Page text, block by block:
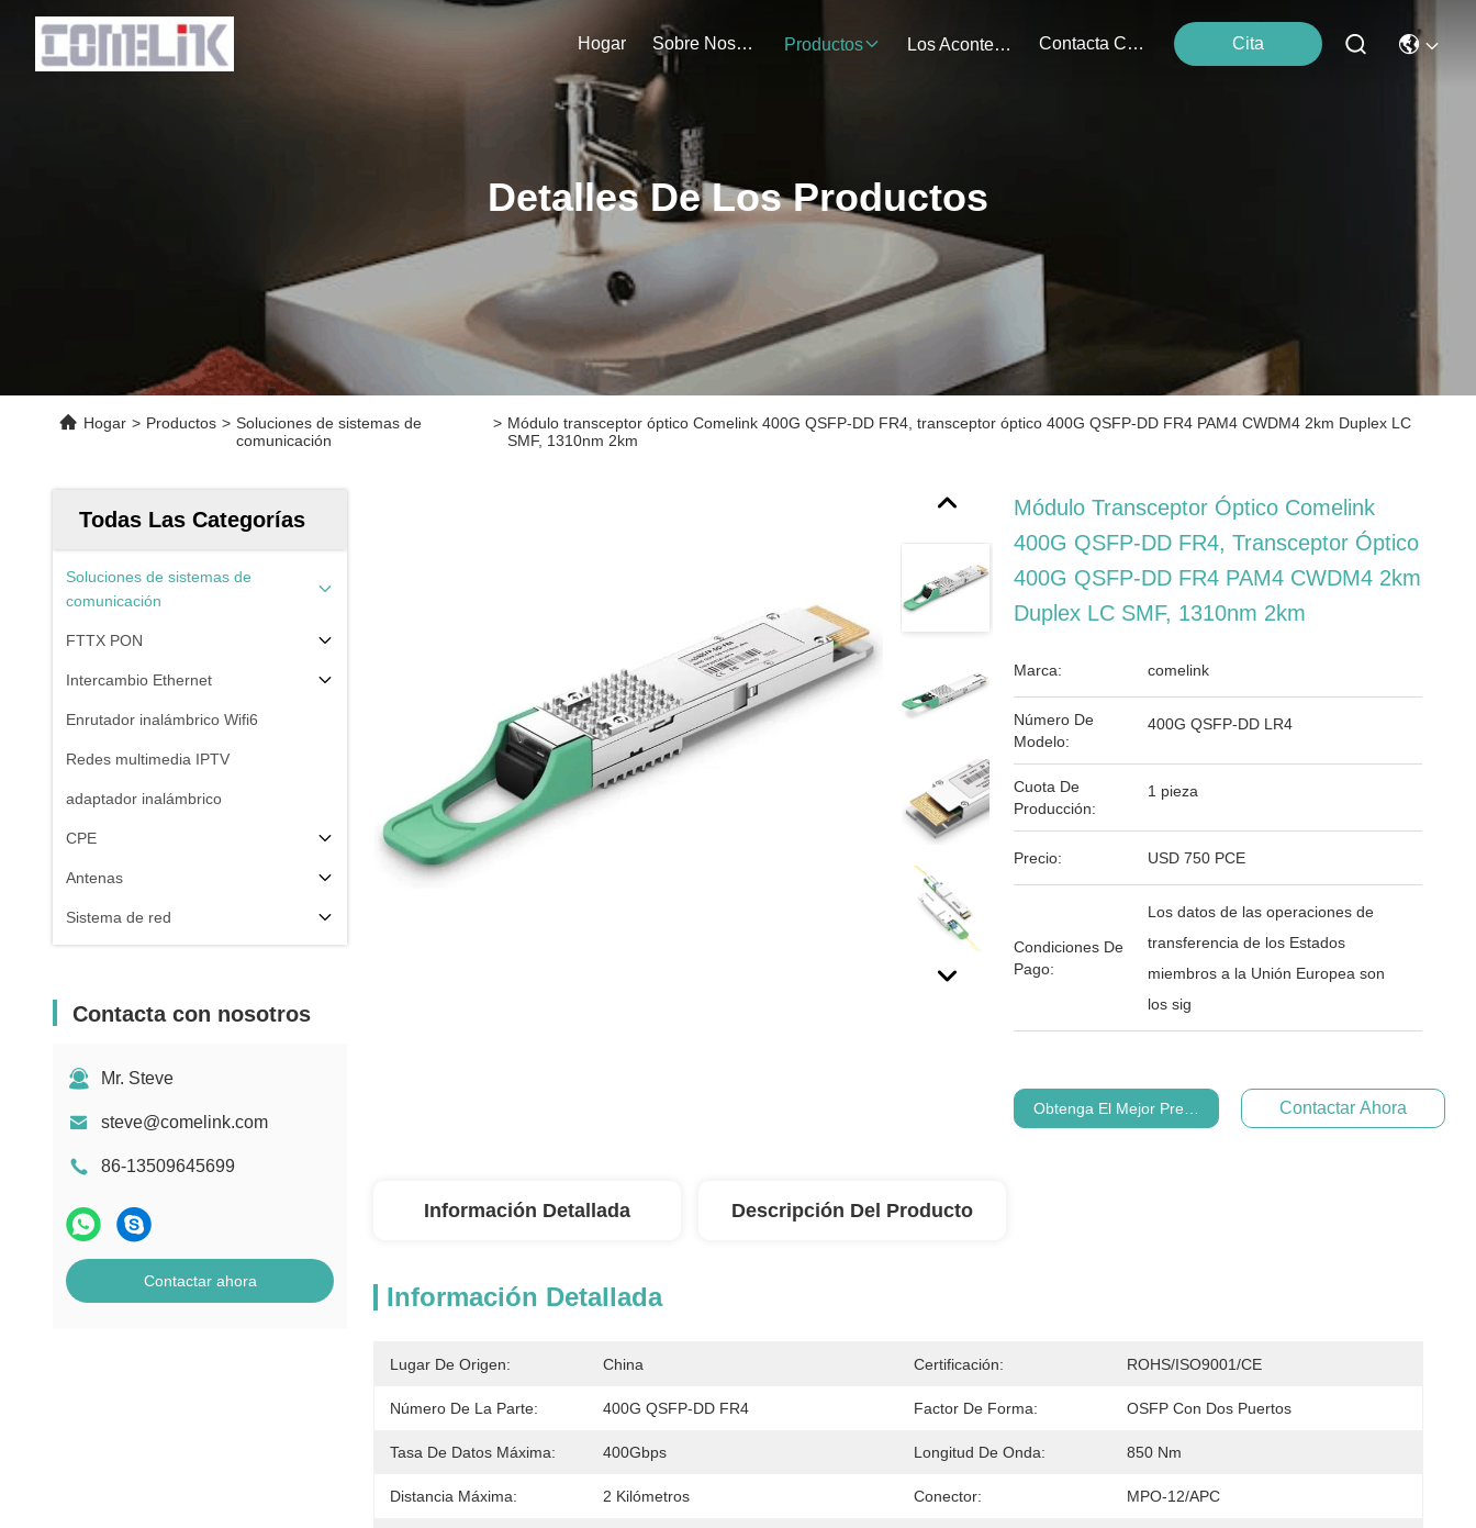
Hogar Sobre Nosotros Productos Los Acontecimientos Contacta Con Nosotros Cita
Detalles De Los Productos
Hogar > Productos > Soluciones de sistemas de
comunicación
> Módulo transceptor óptico Comelink 400G QSFP-DD FR4, transceptor óptico 400G QSFP-DD FR4 PAM4 CWDM4 2km Duplex LC
SMF, 1310nm 2km
Todas Las Categorías
Soluciones de sistemas de
comunicación
FTTX PON
Intercambio Ethernet
Enrutador inalámbrico Wifi6
Redes multimedia IPTV
adaptador inalámbrico
CPE
Antenas
Sistema de red
Contacta con nosotros
Mr. Steve
steve@comelink.com
86-13509645699
Contactar ahora
Módulo Transceptor Óptico Comelink
400G QSFP-DD FR4, Transceptor Óptico
400G QSFP-DD FR4 PAM4 CWDM4 2km
Duplex LC SMF, 1310nm 2km
Marca: comelink
Número De
Modelo:
400G QSFP-DD LR4
Cuota De
Producción:
1 pieza
Precio: USD 750 PCE
Condiciones De
Pago:
Los datos de las operaciones de
transferencia de los Estados
miembros a la Unión Europea son
los sig
Obtenga El Mejor Precio Contactar Ahora
Información Detallada Descripción Del Producto
Información Detallada
Lugar De Origen: China Certificación: ROHS/ISO9001/CE
Número De La Parte: 400G QSFP-DD FR4 Factor De Forma: OSFP Con Dos Puertos
Tasa De Datos Máxima: 400Gbps Longitud De Onda: 850 Nm
Distancia Máxima: 2 Kilómetros Conector: MPO-12/APC